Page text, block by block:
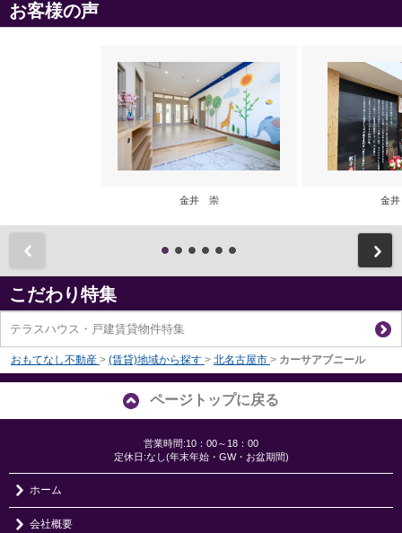
お客様の声
金井 崇 金
こだわり特集
テラスハウス・戸建賃貸物件特集
おもてなし不動産 > (賃貸)地域から探す > 北名古屋市 > カーサアブニール
ページトップに戻る
営業時間:10：00～18：00
定休日:なし(年末年始・GW・お盆期間)
ホーム
会社概要